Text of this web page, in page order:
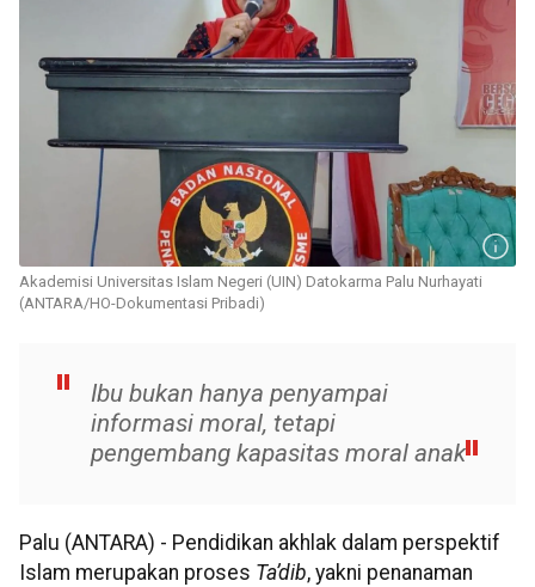
Akademisi Universitas Islam Negeri (UIN) Datokarma Palu Nurhayati
(ANTARA/HO-Dokumentasi Pribadi)
Ibu bukan hanya penyampai
informasi moral, tetapi
pengembang kapasitas moral anak
Palu (ANTARA) - Pendidikan akhlak dalam perspektif
Islam merupakan proses Ta’dib, yakni penanaman